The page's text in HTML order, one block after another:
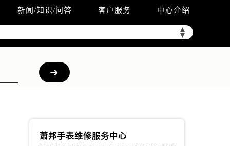
新闻/知识/问答 客户服务 中心介绍
▲
▼
萧邦手表维修服务中心